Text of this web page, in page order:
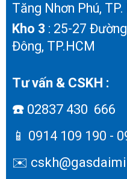
Tăng Nhơn Phú, TP.
Kho 3 : 25-27
Đông, TP.HCM
Tư vấn & CSKH :
☎️ 02837 430 666
📱 0914 109 190 -
✉️